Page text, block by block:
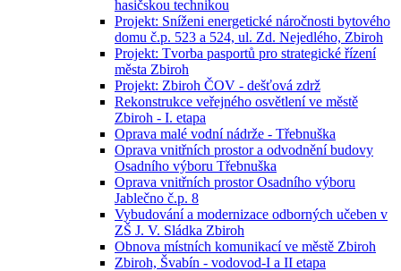
hasičskou technikou
Projekt: Sníženi energetické náročnosti bytového
domu č.p. 523 a 524, ul. Zd. Nejedlého, Zbiroh
Projekt: Tvorba pasportů pro strategické řízení
města Zbiroh
Projekt: Zbiroh ČOV - dešťová zdrž
Rekonstrukce veřejného osvětlení ve městě
Zbiroh - I. etapa
Oprava malé vodní nádrže - Třebnuška
Oprava vnitřních prostor a odvodnění budovy
Osadního výboru Třebnuška
Oprava vnitřních prostor Osadního výboru
Jablečno č.p. 8
Vybudování a modernizace odborných učeben v
ZŠ J. V. Sládka Zbiroh
Obnova místních komunikací ve městě Zbiroh
Zbiroh, Švabín - vodovod-I a II etapa